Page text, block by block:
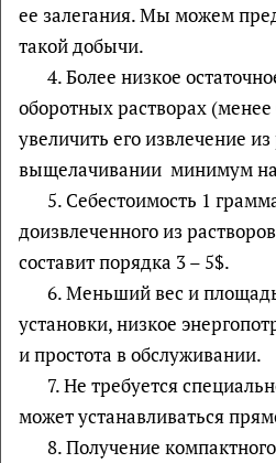
ее залегания. Мы можем
такой добычи.
4. Более низкое
оборотных растворах
увеличить его извлечение
выщелачивании минимум на
5. Себестоимость 1
доизвлеченного из
составит порядка 3 – 5$.
6. Меньший вес и
установки, низкое
и простота в обслуживании.
7. Не требуется
может устанавливаться
8. Получение